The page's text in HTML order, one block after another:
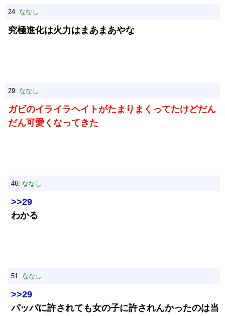
24: ななし
究極進化は火力はまあまあやな
29: ななし
ガビのイライラヘイトがたまりまくってたけどだん
だん可愛くなってきた
46: ななし
>>29
わかる
51: ななし
>>29
パッパに許されても女の子に許されんかったのは当